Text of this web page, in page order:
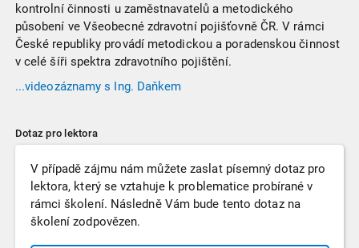
kontrolní činnosti u zaměstnavatelů a metodického
působení ve Všeobecné zdravotní pojišťovně ČR. V rámci
České republiky provádí metodickou a poradenskou činnost
v celé šíři spektra zdravotního pojištění.
...videozáznamy s Ing. Daňkem
Dotaz pro lektora
V případě zájmu nám můžete zaslat písemný dotaz pro
lektora, který se vztahuje k problematice probírané v
rámci školení. Následně Vám bude tento dotaz na
školení zodpovězen.